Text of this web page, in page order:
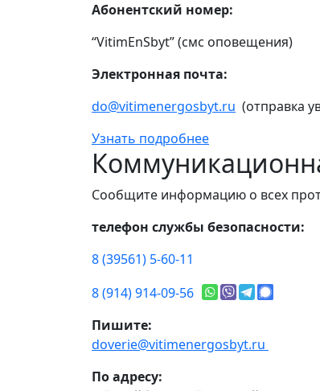
Абонентский номер:
“VitimEnSbyt” (смс оповещения)
Электронная почта:
do@vitimenergosbyt.ru (отправка
Узнать подробнее
Сообщите информацию о всех
телефон службы безопасности:
8 (39561) 5-60-11
8 (914) 914-09-56
Пишите:
doverie@vitimenergosbyt.ru
По адресу: